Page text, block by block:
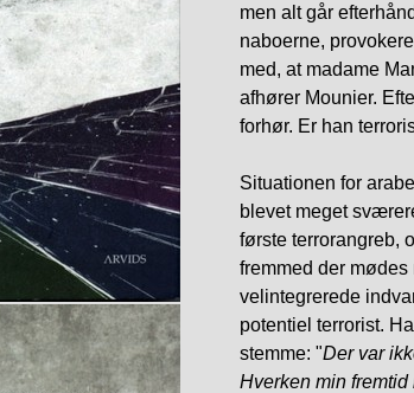
men alt går
naboerne,
med, at madame
afhører Mounier.
forhør. Er han
Situationen for
blevet meget
første terrorangreb,
fremmed der
velintegrerede
potentiel terrorist.
stemme: "Der var
Hverken min